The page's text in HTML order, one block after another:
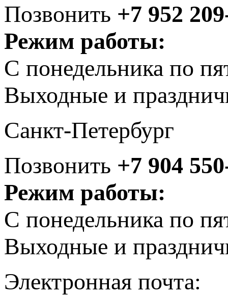
Позвонить +7 952
Режим работы:
С понедельника по
Выходные и
Санкт-Петербург
Позвонить +7 904
Режим работы:
С понедельника по
Выходные и
Электронная почта: